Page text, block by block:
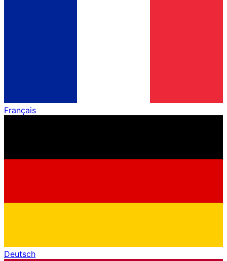
Français
Deutsch